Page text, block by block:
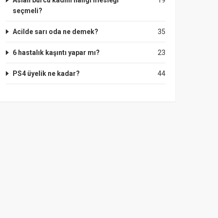
seçmeli?
35
Acilde sarı oda ne demek?
23
6 hastalık kaşıntı yapar mı?
44
PS4 üyelik ne kadar?